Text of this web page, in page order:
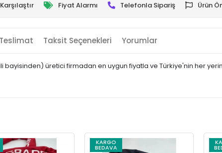
Karşılaştır Fiyat Alarmı Telefonla Sipariş Ürün
Taksit Seçenekleri Yorumlar
üretici firmadan en uygun fiyatla ve Türkiye'nin her
KARGO
BEDAVA